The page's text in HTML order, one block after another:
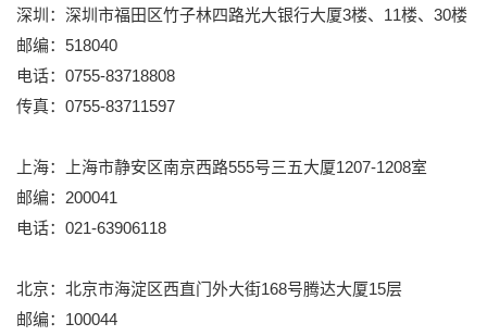
深圳：深圳市福田区竹子林四路光大银行大厦3楼、11楼、30楼
邮编：518040
电话：0755-83718808
传真：0755-83711597
上海：上海市静安区南京西路555号三五大厦1207-1208室
邮编：200041
电话：021-63906118
北京：北京市海淀区西直门外大街168号腾达大厦15层
邮编：100044